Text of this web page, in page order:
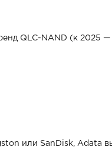
QLC-NAND (к 2025
или SanDisk, Adata